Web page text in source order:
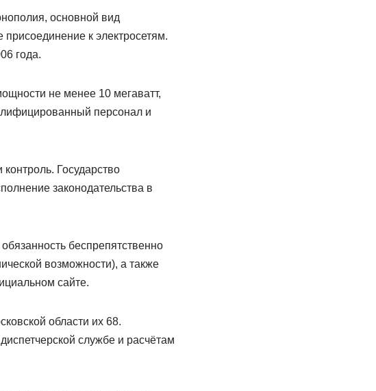
основной вид
присоединение к электросетям.
года.⠀
не менее 10 мегаватт,
персонал и
Государство
законодательства в
беспрепятственно
возможности), а также
сайте.
области их 68.
службе и расчётам